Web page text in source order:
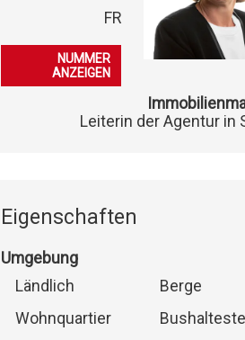
FR
079 396 49 00
NUMMER
ANZEIGEN
Leiterin der Agentur in
Eigenschaften
Umgebung
Ländlich
Berge
Wohnquartier